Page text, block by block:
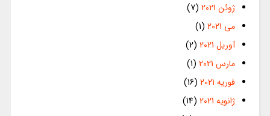
ژوئن 2021
(7)
می 2021
(1)
آوریل 2021
(2)
مارس 2021
(1)
فوریه 2021
(16)
ژانویه 2021
(14)